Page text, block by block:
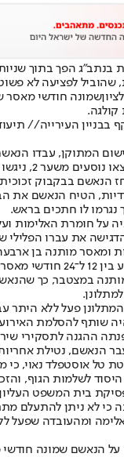
בנתב"ג הפך בתוך
שהוביל לפציעה לא
שמונה חודשי מאסר
בבניין העירייה//
המתוקן, עבדו
בנתב"ג.
הנאשם בבקבוק
הטיח הנאשם את
נגרמו לו חתכים בראש.
על חומרת האלימות
את עברו
ומאסר מותנה בן
מתחם העונש ההולם נע
פעל ללא היתר
שותף להסלמת
ההגנה לתסקירי
הנאשם, נטילת
טל אוסטפלד נאוי, כי
לשלמות הגוף,
בית המשפט
כי לא ניתן להתעלם
ומהעובדה שפעל
על הנאשם שמונה